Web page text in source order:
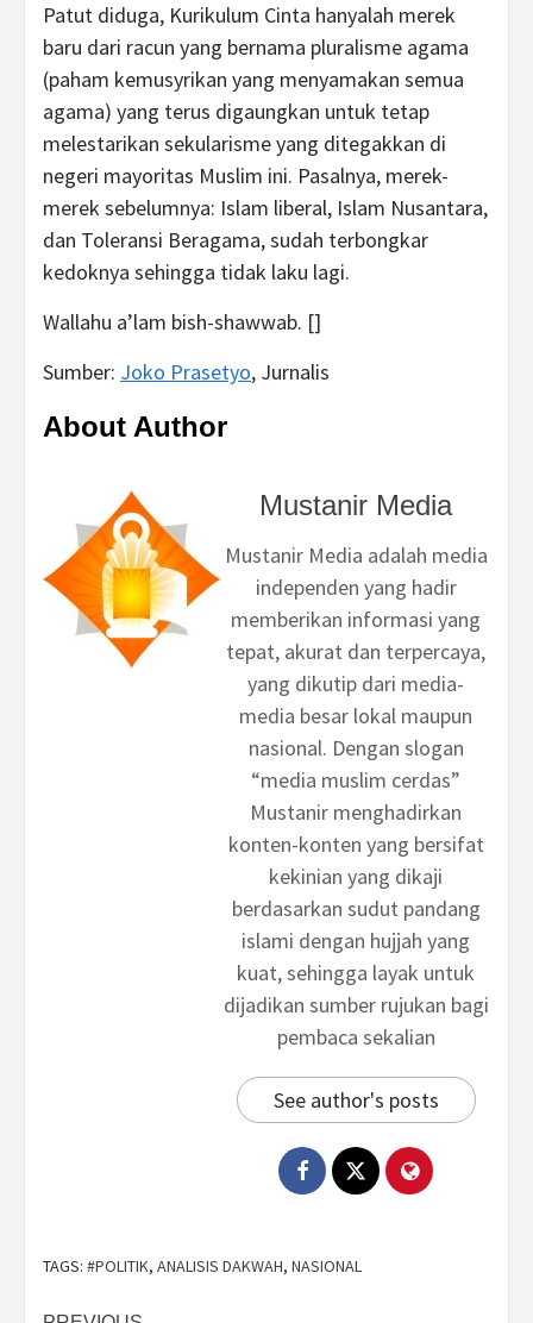
Patut diduga, Kurikulum Cinta hanyalah merek
baru dari racun yang bernama pluralisme agama
(paham kemusyrikan yang menyamakan semua
agama) yang terus digaungkan untuk tetap
melestarikan sekularisme yang ditegakkan di
negeri mayoritas Muslim ini. Pasalnya, merek-
merek sebelumnya: Islam liberal, Islam Nusantara,
dan Toleransi Beragama, sudah terbongkar
kedoknya sehingga tidak laku lagi.
Wallahu a’lam bish-shawwab. []
Sumber: Joko Prasetyo, Jurnalis
About Author
Mustanir Media
Mustanir Media adalah media
independen yang hadir
memberikan informasi yang
tepat, akurat dan terpercaya,
yang dikutip dari media-
media besar lokal maupun
nasional. Dengan slogan
“media muslim cerdas”
Mustanir menghadirkan
konten-konten yang bersifat
kekinian yang dikaji
berdasarkan sudut pandang
islami dengan hujjah yang
kuat, sehingga layak untuk
dijadikan sumber rujukan bagi
pembaca sekalian
See author's posts
TAGS: #POLITIK, ANALISIS DAKWAH, NASIONAL